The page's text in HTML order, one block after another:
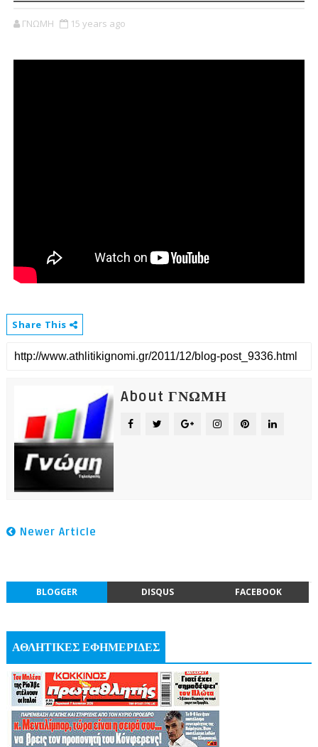
ΓΝΩΜΗ 15 years ago
Share This
About ΓΝΩΜΗ
Newer Article
BLOGGER DISQUS FACEBOOK
ΑΘΛΗΤΙΚΕΣ ΕΦΗΜΕΡΙΔΕΣ